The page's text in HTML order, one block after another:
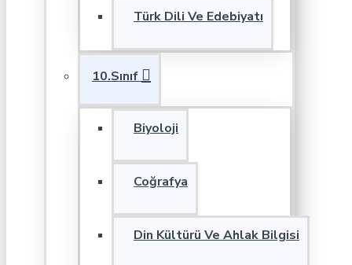
Türk Dili Ve Edebiyatı
10.Sınıf
Biyoloji
Coğrafya
Din Kültürü Ve Ahlak Bilgisi